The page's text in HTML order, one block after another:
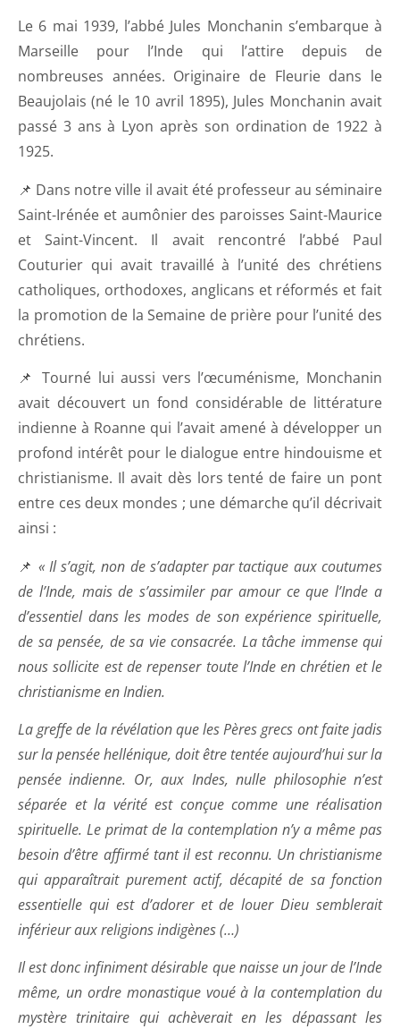
Le 6 mai 1939, l’abbé Jules Monchanin s’embarque à
Marseille pour l’Inde qui l’attire depuis de
nombreuses années. Originaire de Fleurie dans le
Beaujolais (né le 10 avril 1895), Jules Monchanin avait
passé 3 ans à Lyon après son ordination de 1922 à
1925.
📌 Dans notre ville il avait été professeur au séminaire
Saint-Irénée et aumônier des paroisses Saint-Maurice
et Saint-Vincent. Il avait rencontré l’abbé Paul
Couturier qui avait travaillé à l’unité des chrétiens
catholiques, orthodoxes, anglicans et réformés et fait
la promotion de la Semaine de prière pour l’unité des
chrétiens.
📌 Tourné lui aussi vers l’œcuménisme, Monchanin
avait découvert un fond considérable de littérature
indienne à Roanne qui l’avait amené à développer un
profond intérêt pour le dialogue entre hindouisme et
christianisme. Il avait dès lors tenté de faire un pont
entre ces deux mondes ; une démarche qu’il décrivait
ainsi :
📌 « Il s’agit, non de s’adapter par tactique aux coutumes
de l’Inde, mais de s’assimiler par amour ce que l’Inde a
d’essentiel dans les modes de son expérience spirituelle,
de sa pensée, de sa vie consacrée. La tâche immense qui
nous sollicite est de repenser toute l’Inde en chrétien et le
christianisme en Indien.
La greffe de la révélation que les Pères grecs ont faite jadis
sur la pensée hellénique, doit être tentée aujourd’hui sur la
pensée indienne. Or, aux Indes, nulle philosophie n’est
séparée et la vérité est conçue comme une réalisation
spirituelle. Le primat de la contemplation n’y a même pas
besoin d’être affirmé tant il est reconnu. Un christianisme
qui apparaîtrait purement actif, décapité de sa fonction
essentielle qui est d’adorer et de louer Dieu semblerait
inférieur aux religions indigènes (…)
Il est donc infiniment désirable que naisse un jour de l’Inde
même, un ordre monastique voué à la contemplation du
mystère trinitaire qui achèverait en les dépassant les